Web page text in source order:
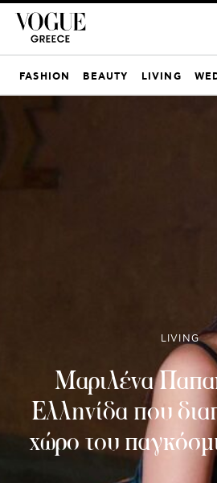
FASHION BEAUTY LIVING
LIVING
Μαριλένα
Ελληνίδα που
χώρο του